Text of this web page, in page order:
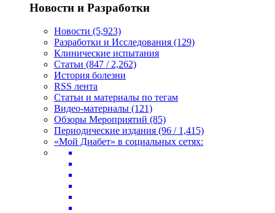
Новости и Разработки
Новости (5,923)
Разработки и Исследования (129)
Клинические испытания
Статьи (847 / 2,262)
История болезни
RSS лента
Статьи и материалы по тегам
Видео-материалы (121)
Обзоры Мероприятий (85)
Периодические издания (96 / 1,415)
«Мой Диабет» в социальных сетях: